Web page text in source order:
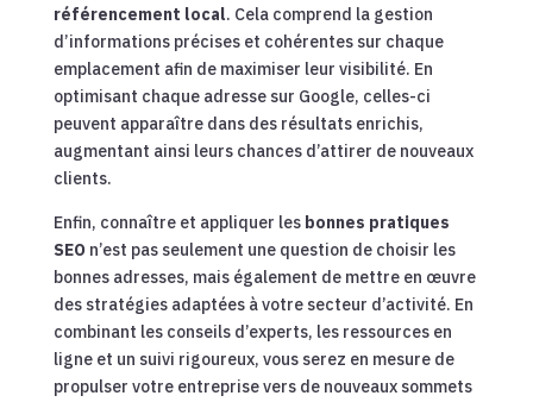
référencement local. Cela comprend la gestion
d’informations précises et cohérentes sur chaque
emplacement afin de maximiser leur visibilité. En
optimisant chaque adresse sur Google, celles-ci
peuvent apparaître dans des résultats enrichis,
augmentant ainsi leurs chances d’attirer de nouveaux
clients.
Enfin, connaître et appliquer les bonnes pratiques
SEO n’est pas seulement une question de choisir les
bonnes adresses, mais également de mettre en œuvre
des stratégies adaptées à votre secteur d’activité. En
combinant les conseils d’experts, les ressources en
ligne et un suivi rigoureux, vous serez en mesure de
propulser votre entreprise vers de nouveaux sommets